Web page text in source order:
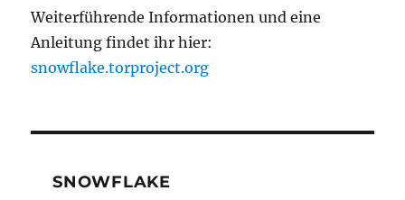
Weiterführende Informationen und eine
Anleitung findet ihr hier:
snowflake.torproject.org
SNOWFLAKE